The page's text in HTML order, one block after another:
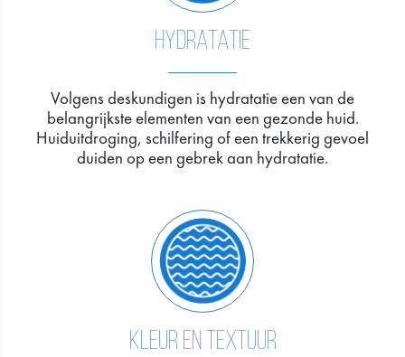
HYDRATATIE
Volgens deskundigen is hydratatie een van de
belangrijkste elementen van een gezonde huid.
Huiduitdroging, schilfering of een trekkerig gevoel
duiden op een gebrek aan hydratatie.
KLEUR EN TEXTUUR